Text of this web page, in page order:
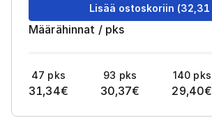
Lisää ostoskoriin (32,31
Määrähinnat / pks
47 pks
31,34€
93 pks
30,37€
140 pks
29,40€